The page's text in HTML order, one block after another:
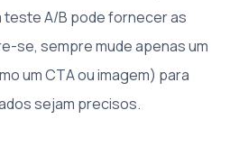
teste A/B pode fornecer as
se, sempre mude apenas um
um CTA ou imagem) para
sejam precisos.